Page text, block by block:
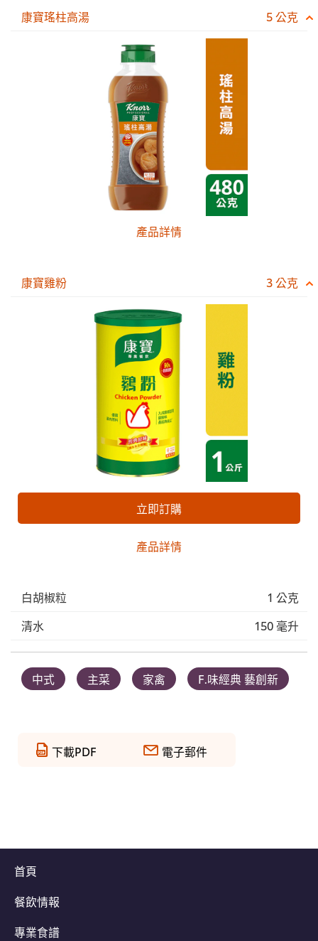
康寶瑤柱高湯 5 公克
產品詳情
康寶雞粉 3 公克
立即訂購
產品詳情
白胡椒粒
1 公克
清水
150 毫升
中式 主菜 家禽 F.味經典 藝創新
下載PDF 電子郵件
首頁
餐飲情報
專業食譜